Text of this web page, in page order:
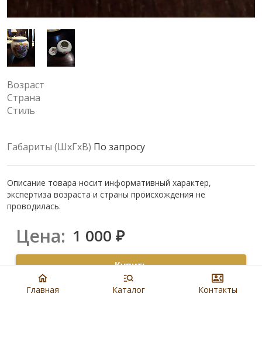
Возраст
Страна
Стиль
Габариты (ШхГхВ) По запросу
Описание товара носит информативный характер,
экспертиза возраста и страны происхождения не
проводилась.
Цена: 1 000 ₽
Купить
8 901 279 19 19
Главная Каталог Контакты